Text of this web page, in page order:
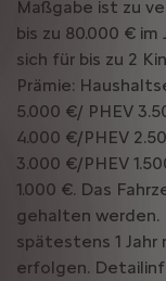
Maßgabe ist zu
bis zu 80.000 € im
sich für bis zu 2
Prämie:
5.000 €/ PHEV
4.000 €/PHEV
3.000 €/PHEV
1.000 €. Das
gehalten werden.
spätestens 1 Jahr
erfolgen.